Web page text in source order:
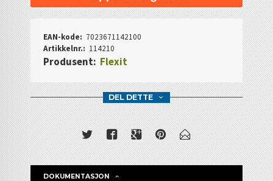
EAN-kode: 7023671142100
Artikkelnr.: 114210
Produsent: Flexit
DEL DETTE
DOKUMENTASJON